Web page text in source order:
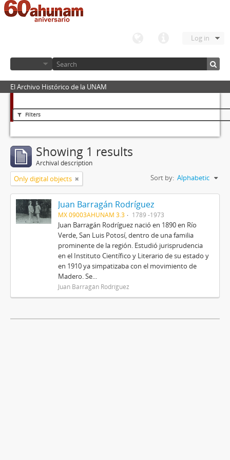
Log in
El Archivo Histórico de la UNAM
Filters
Showing 1 results
Archival description
Only digital objects Sort by: Alphabetic
Juan Barragán Rodríguez
MX 09003AHUNAM 3.3 1789 -1973
Juan Barragán Rodríguez nació en 1890 en Río
Verde, San Luis Potosí, dentro de una familia
prominente de la región. Estudió jurisprudencia
en el Instituto Científico y Literario de su estado y
en 1910 ya simpatizaba con el movimiento de
Madero. Se...
Juan Barragán Rodríguez